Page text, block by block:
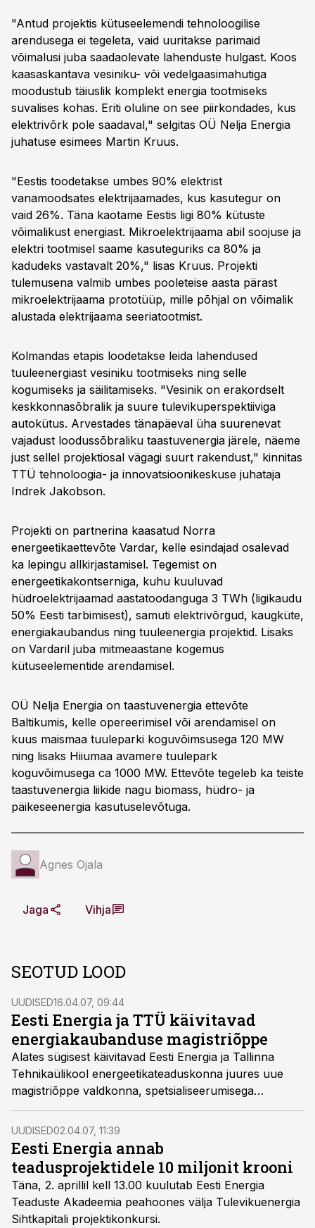
"Antud projektis kütuseelemendi tehnoloogilise
arendusega ei tegeleta, vaid uuritakse parimaid
võimalusi juba saadaolevate lahenduste hulgast. Koos
kaasaskantava vesiniku- või vedelgaasimahutiga
moodustub täiuslik komplekt energia tootmiseks
suvalises kohas. Eriti oluline on see piirkondades, kus
elektrivõrk pole saadaval," selgitas OÜ Nelja Energia
juhatuse esimees Martin Kruus.
"Eestis toodetakse umbes 90% elektrist
vanamoodsates elektrijaamades, kus kasutegur on
vaid 26%. Täna kaotame Eestis ligi 80% kütuste
võimalikust energiast. Mikroelektrijaama abil soojuse ja
elektri tootmisel saame kasuteguriks ca 80% ja
kadudeks vastavalt 20%," lisas Kruus. Projekti
tulemusena valmib umbes pooleteise aasta pärast
mikroelektrijaama prototüüp, mille põhjal on võimalik
alustada elektrijaama seeriatootmist.
Kolmandas etapis loodetakse leida lahendused
tuuleenergiast vesiniku tootmiseks ning selle
kogumiseks ja säilitamiseks. "Vesinik on erakordselt
keskkonnasõbralik ja suure tulevikuperspektiiviga
autokütus. Arvestades tänapäeval üha suurenevat
vajadust loodussõbraliku taastuvenergia järele, näeme
just sellel projektiosal vägagi suurt rakendust," kinnitas
TTÜ tehnoloogia- ja innovatsioonikeskuse juhataja
Indrek Jakobson.
Projekti on partnerina kaasatud Norra
energeetikaettevõte Vardar, kelle esindajad osalevad
ka lepingu allkirjastamisel. Tegemist on
energeetikakontserniga, kuhu kuuluvad
hüdroelektrijaamad aastatoodanguga 3 TWh (ligikaudu
50% Eesti tarbimisest), samuti elektrivõrgud, kaugküte,
energiakaubandus ning tuuleenergia projektid. Lisaks
on Vardaril juba mitmeaastane kogemus
kütuseelementide arendamisel.
OÜ Nelja Energia on taastuvenergia ettevõte
Baltikumis, kelle opereerimisel või arendamisel on
kuus maismaa tuuleparki koguvõimsusega 120 MW
ning lisaks Hiiumaa avamere tuulepark
koguvõimusega ca 1000 MW. Ettevõte tegeleb ka teiste
taastuvenergia liikide nagu biomass, hüdro- ja
päikeseenergia kasutuselevõtuga.
Agnes Ojala
Jaga Vihja
SEOTUD LOOD
UUDISED16.04.07, 09:44
Eesti Energia ja TTÜ käivitavad
energiakaubanduse magistriõppe
Alates sügisest käivitavad Eesti Energia ja Tallinna
Tehnikaülikool energeetikateaduskonna juures uue
magistriõppe valdkonna, spetsialiseerumisega
energiakaubandusele.
UUDISED02.04.07, 11:39
Eesti Energia annab
teadusprojektidele 10 miljonit krooni
Täna, 2. aprillil kell 13.00 kuulutab Eesti Energia
Teaduste Akadeemia peahoones välja Tulevikuenergia
Sihtkapitali projektikonkursi.